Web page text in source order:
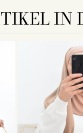
IN